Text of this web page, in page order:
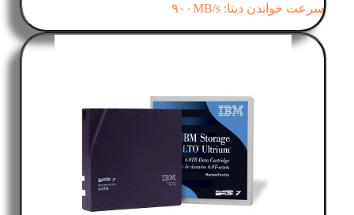
سرعت خواندن دیتا: ۹۰۰MB/s